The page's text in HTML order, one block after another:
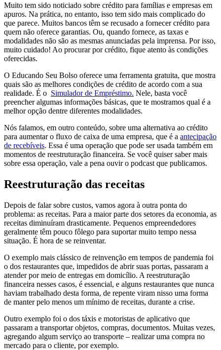
Muito tem sido noticiado sobre crédito para famílias e empresas em
apuros. Na prática, no entanto, isso tem sido mais complicado do
que parece. Muitos bancos têm se recusado a fornecer crédito para
quem não oferece garantias. Ou, quando fornece, as taxas e
modalidades não são as mesmas anunciadas pela imprensa. Por isso,
muito cuidado! Ao procurar por crédito, fique atento às condições
oferecidas.
O Educando Seu Bolso oferece uma ferramenta gratuita, que mostra
quais são as melhores condições de crédito de acordo com a sua
realidade. É o Simulador de Empréstimo. Nele, basta você
preencher algumas informações básicas, que te mostramos qual é a
melhor opção dentre diferentes modalidades.
Nós falamos, em outro conteúdo, sobre uma alternativa ao crédito
para aumentar o fluxo de caixa de uma empresa, que é a antecipação
de recebíveis. Essa é uma operação que pode ser usada também em
momentos de reestruturação financeira. Se você quiser saber mais
sobre essa operação, vale a pena ouvir o podcast que publicamos.
Reestruturação das receitas
Depois de falar sobre custos, vamos agora à outra ponta do
problema: as receitas. Para a maior parte dos setores da economia, as
receitas diminuíram drasticamente. Pequenos empreendedores
geralmente têm pouco fôlego para suportar muito tempo nessa
situação. É hora de se reinventar.
O exemplo mais clássico de reinvenção em tempos de pandemia foi
o dos restaurantes que, impedidos de abrir suas portas, passaram a
atender por meio de entregas em domicílio. A reestruturação
financeira nesses casos, é essencial, e alguns restaurantes que nunca
haviam trabalhado desta forma, de repente viram nisso uma forma
de manter pelo menos um mínimo de receitas, durante a crise.
Outro exemplo foi o dos táxis e motoristas de aplicativo que
passaram a transportar objetos, compras, documentos. Muitas vezes,
agregando algum serviço ao transporte – realizar uma compra no
mercado para o cliente, por exemplo.